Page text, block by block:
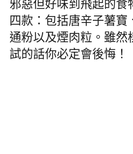
邪惡但好味到飛起的食
四款：包括唐辛子薯寶
通粉以及煙肉粒。雖然
試的話你必定會後悔！